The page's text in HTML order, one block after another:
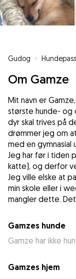
Gudog »
Om Gamze
Mit navn er
største hunde- og
dyr skal trives på
drømmer jeg om
med en gymnasial
Jeg har før i tiden
katte), og derfor
Jeg ville elske at
min skole eller i
mangler dette.
Gamzes hunde
Gamze har ikke
Gamzes hjem